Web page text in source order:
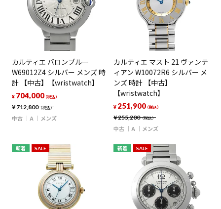
カルティエ バロンブルー
W69012Z4 シルバー メンズ 時
計 【中古】【wristwatch】
¥712,800（税込）
¥ 704,000（税込）
中古 A メンズ
カルティエ マスト 21 ヴァンテ
ィアン W10072R6 シルバー メ
ンズ 時計 【中古】
【wristwatch】
¥255,200（税込）
¥ 251,900（税込）
中古 A メンズ
新着 SALE 新着 SALE